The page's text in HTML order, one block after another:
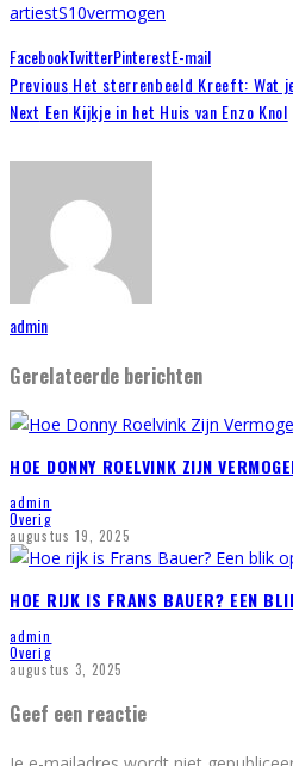
artiestS10vermogen
FacebookTwitterPinterestE-mail
Previous Het sterrenbeeld Kreeft: Wat
Next Een Kijkje in het Huis van Enzo Knol
admin
Gerelateerde berichten
HOE DONNY ROELVINK ZIJN
admin
Overig
augustus 19, 2025
HOE RIJK IS FRANS BAUER? EEN
admin
Overig
augustus 3, 2025
Geef een reactie